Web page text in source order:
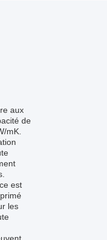
aux
de
mK.
est
les